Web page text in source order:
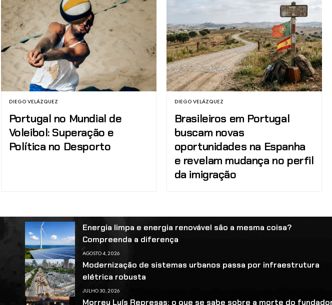
DIEGO VELÁZQUEZ
Portugal no Mundial de
Voleibol: Superação e
Política no Desporto
DIEGO VELÁZQUEZ
Brasileiros em Portugal
buscam novas
oportunidades na Espanha
e revelam mudança no perfil
da imigração
Energia limpa e energia renovável são a mesma coisa?
Compreenda a diferença
AGOSTO 4, 2026
Modernização de sistemas urbanos passa por infraestrutura
elétrica robusta
JULHO 30, 2026
Morreu Luís Represas: o que se sabe sobre a morte do